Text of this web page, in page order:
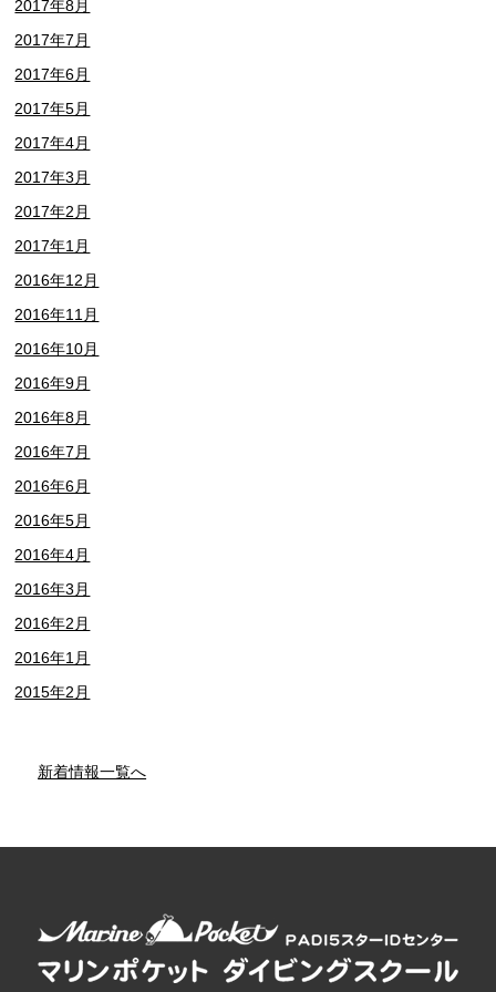
2017年8月
2017年7月
2017年6月
2017年5月
2017年4月
2017年3月
2017年2月
2017年1月
2016年12月
2016年11月
2016年10月
2016年9月
2016年8月
2016年7月
2016年6月
2016年5月
2016年4月
2016年3月
2016年2月
2016年1月
2015年2月
新着情報一覧へ